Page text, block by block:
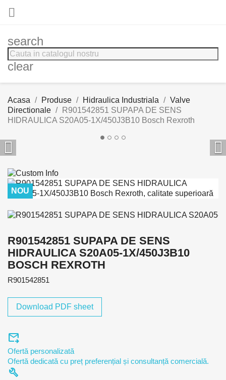

search
clear
Acasa Produse Hidraulica Industriala
Valve
Directionale
R901542851 SUPAPA DE SENS
HIDRAULICA S20A05-1X/450J3B10 Bosch Rexroth
 
NOU
R901542851 SUPAPA DE SENS
HIDRAULICA S20A05-1X/450J3B10
BOSCH REXROTH
R901542851
Download PDF sheet
forward_to_inbox
Ofertă personalizată
Ofertă dedicată cu preț preferențial și consultanță comercială.
build